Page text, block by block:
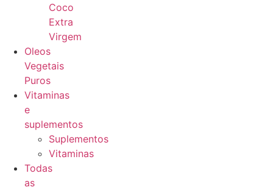
Coco
Extra
Virgem
Oleos
Vegetais
Puros
Vitaminas
e
suplementos
Suplementos
Vitaminas
Todas
as